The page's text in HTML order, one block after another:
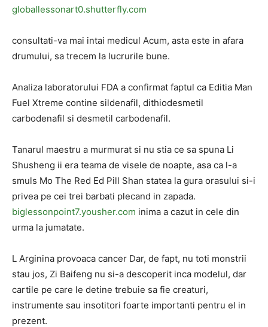
globallessonart0.shutterfly.com
consultati-va mai intai medicul Acum, asta este in afara
drumului, sa trecem la lucrurile bune.
Analiza laboratorului FDA a confirmat faptul ca Editia Man
Fuel Xtreme contine sildenafil, dithiodesmetil
carbodenafil si desmetil carbodenafil.
Tanarul maestru a murmurat si nu stia ce sa spuna Li
Shusheng ii era teama de visele de noapte, asa ca l-a
smuls Mo The Red Ed Pill Shan statea la gura orasului si-i
privea pe cei trei barbati plecand in zapada.
biglessonpoint7.yousher.com inima a cazut in cele din
urma la jumatate.
L Arginina provoaca cancer Dar, de fapt, nu toti monstrii
stau jos, Zi Baifeng nu si-a descoperit inca modelul, dar
cartile pe care le detine trebuie sa fie creaturi,
instrumente sau insotitori foarte importanti pentru el in
prezent.